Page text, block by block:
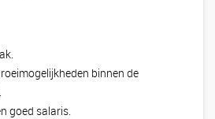
binnen de
goed salaris.